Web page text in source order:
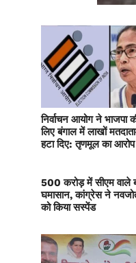
निर्वाचन आयोग ने भाजपा
लिए बंगाल में लाखों
हटा दिए: तृणमूल का आरोप
500 करोड़ में सीएम वाले
घमासान, कांग्रेस ने
को किया सस्पेंड